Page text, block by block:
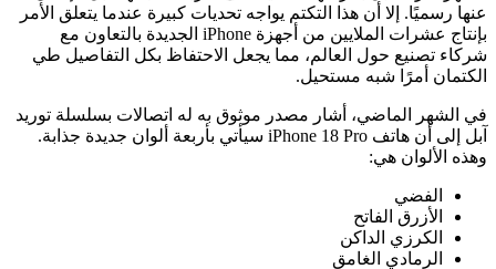
عنها رسميًا. إلا أن هذا التكتم يواجه تحديات كبيرة عندما يتعلق الأمر
بإنتاج عشرات الملايين من أجهزة iPhone الجديدة بالتعاون مع
شركاء تصنيع حول العالم، مما يجعل الاحتفاظ بكل التفاصيل طي
الكتمان أمرًا شبه مستحيل.
في الشهر الماضي، أشار مصدر موثوق به له اتصالات بسلسلة توريد
آبل إلى أن هاتف iPhone 18 Pro سيأتي بأربعة ألوان جديدة جذابة.
وهذه الألوان هي:
الفضي
الأزرق الفاتح
الكرزي الداكن
الرمادي الغامق